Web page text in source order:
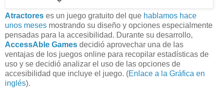
Atractores es un juego gratuito del que hablamos hace
unos meses mostrando su diseño y opciones especialmente
pensadas para la accesibilidad. Durante su desarrollo,
AccessAble Games decidió aprovechar una de las
ventajas de los juegos online para recopilar estadísticas de
uso y se decidió analizar el uso de las opciones de
accesibilidad que incluye el juego. (Enlace a la Gráfica en
inglés).